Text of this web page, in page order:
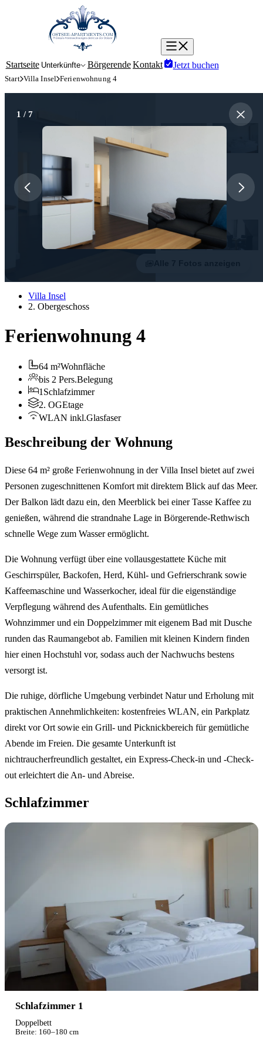
Menü öffnen/schließen
Startseite Unterkünfte BörgerendeKontakt Jetzt buchen
Start Villa Insel Ferienwohnung 4
1 / 7
Villa Insel
2. Obergeschoss
Ferienwohnung 4
64 m²Wohnfläche
bis 2 Pers.Belegung
1 Schlafzimmer
2. OGEtage
WLAN inkl. Glasfaser
Beschreibung der Wohnung
Diese 64 m² große Ferienwohnung in der Villa Insel bietet auf zwei
Personen zugeschnittenen Komfort mit direktem Blick auf das Meer.
Der Balkon lädt dazu ein, den Meerblick bei einer Tasse Kaffee zu
genießen, während die strandnahe Lage in Börgerende-Rethwisch
schnelle Wege zum Wasser ermöglicht.
Die Wohnung verfügt über eine vollausgestattete Küche mit
Geschirrspüler, Backofen, Herd, Kühl- und Gefrierschrank sowie
Kaffeemaschine und Wasserkocher, ideal für die eigenständige
Verpflegung während des Aufenthalts. Ein gemütliches
Wohnzimmer und ein Doppelzimmer mit eigenem Bad mit Dusche
runden das Raumangebot ab. Familien mit kleinen Kindern finden
hier einen Hochstuhl vor, sodass auch der Nachwuchs bestens
versorgt ist.
Die ruhige, dörfliche Umgebung verbindet Natur und Erholung mit
praktischen Annehmlichkeiten: kostenfreies WLAN, ein Parkplatz
direkt vor Ort sowie ein Grill- und Picknickbereich für gemütliche
Abende im Freien. Die gesamte Unterkunft ist
nichtraucherfreundlich gestaltet, ein Express-Check-in und -Check-
out erleichtert die An- und Abreise.
Schlafzimmer
Schlafzimmer 1
Doppelbett
Breite: 160–180 cm